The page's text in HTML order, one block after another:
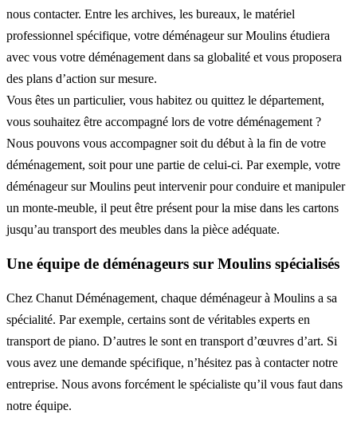
nous contacter. Entre les archives, les bureaux, le matériel
professionnel spécifique, votre déménageur sur Moulins étudiera
avec vous votre déménagement dans sa globalité et vous proposera
des plans d’action sur mesure.
Vous êtes un particulier, vous habitez ou quittez le département,
vous souhaitez être accompagné lors de votre déménagement ?
Nous pouvons vous accompagner soit du début à la fin de votre
déménagement, soit pour une partie de celui-ci. Par exemple, votre
déménageur sur Moulins peut intervenir pour conduire et manipuler
un monte-meuble, il peut être présent pour la mise dans les cartons
jusqu’au transport des meubles dans la pièce adéquate.
Une équipe de déménageurs sur Moulins spécialisés
Chez Chanut Déménagement, chaque déménageur à Moulins a sa
spécialité. Par exemple, certains sont de véritables experts en
transport de piano. D’autres le sont en transport d’œuvres d’art. Si
vous avez une demande spécifique, n’hésitez pas à contacter notre
entreprise. Nous avons forcément le spécialiste qu’il vous faut dans
notre équipe.